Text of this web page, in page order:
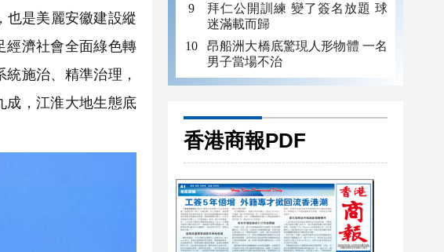
也是美麗安徽建設縱
經濟社會全面綠色轉
施治、精準治理，
成，江淮大地生態底
拜仁公開訓練 變了簽名放題 球
迷滿載而歸
昂船洲大橋底驚現人形物體 一名
男子當場不治
香港商報PDF